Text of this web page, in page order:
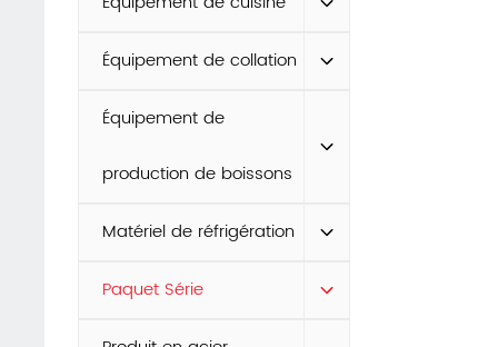
Équipement de collation
Équipement de
production de boissons
Matériel de réfrigération
Paquet Série